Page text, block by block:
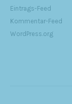
Eintrags-Feed
Kommentar-Feed
WordPress.org